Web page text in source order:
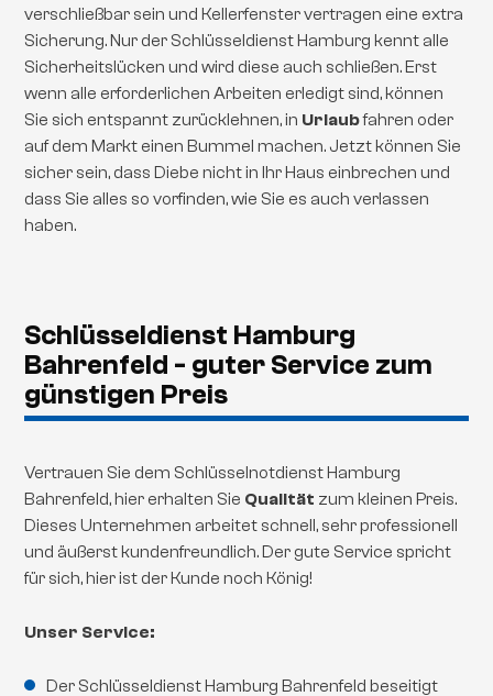
verschließbar sein und Kellerfenster vertragen eine extra
Sicherung. Nur der Schlüsseldienst Hamburg kennt alle
Sicherheitslücken und wird diese auch schließen. Erst
wenn alle erforderlichen Arbeiten erledigt sind, können
Sie sich entspannt zurücklehnen, in Urlaubfahren oder
auf dem Markt einen Bummel machen. Jetzt können Sie
sicher sein, dass Diebe nicht in Ihr Haus einbrechen und
dass Sie alles so vorfinden, wie Sie es auch verlassen
haben.
Schlüsseldienst Hamburg
Bahrenfeld - guter Service zum
günstigen Preis
Vertrauen Sie dem Schlüsselnotdienst Hamburg
Bahrenfeld, hier erhalten Sie Qualität zum kleinen Preis.
Dieses Unternehmen arbeitet schnell, sehr professionell
und äußerst kundenfreundlich. Der gute Service spricht
für sich, hier ist der Kunde noch König!
Unser Service:
Der Schlüsseldienst Hamburg Bahrenfeld beseitigt